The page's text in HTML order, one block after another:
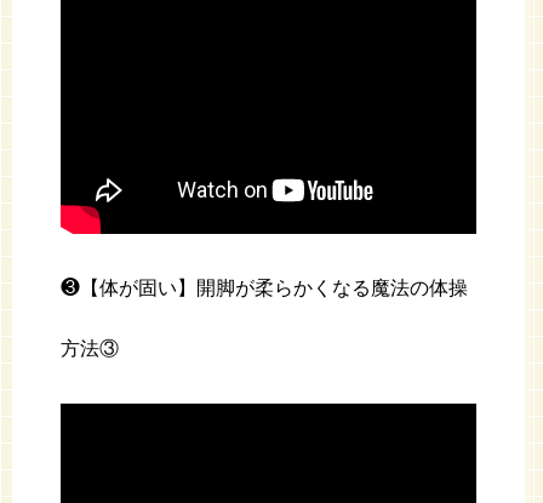
❸【体が固い】開脚が柔らかくなる魔法の体操
方法③